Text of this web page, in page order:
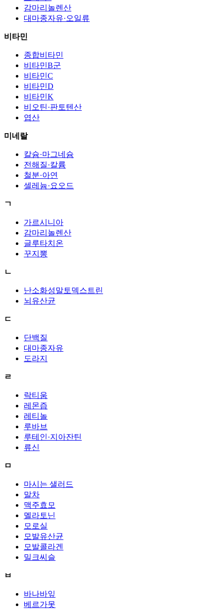
감마리놀렌산
대마종자유·오일류
비타민
종합비타민
비타민B군
비타민C
비타민D
비타민K
비오틴·판토텐산
엽산
미네랄
칼슘·마그네슘
전해질·칼륨
철분·아연
셀레늄·요오드
ㄱ
가르시니아
감마리놀렌산
글루타치온
꾸지뽕
ㄴ
난소화성말토덱스트린
뇌유산균
ㄷ
단백질
대마종자유
도라지
ㄹ
락티움
레몬즙
레티놀
루바브
루테인·지아잔틴
류신
ㅁ
마시는 샐러드
말차
맥주효모
멜라토닌
모로실
모발유산균
모발콜라겐
밀크씨슬
ㅂ
바나바잎
베르가못